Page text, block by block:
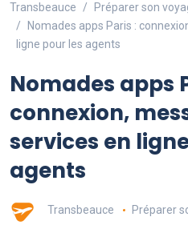
Transbeauce
Préparer son
Nomades apps Paris :
ligne pour les agents
Nomades apps
connexion,
services en
agents
Transbeauce Préparer